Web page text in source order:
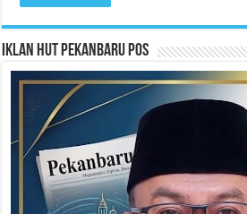
Iklan HUT Pekanbaru Pos